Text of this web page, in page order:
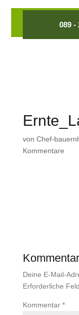
089 -
von Chef-
Kommentare
Deine E-Mail-
Erforderliche
Kommentar *